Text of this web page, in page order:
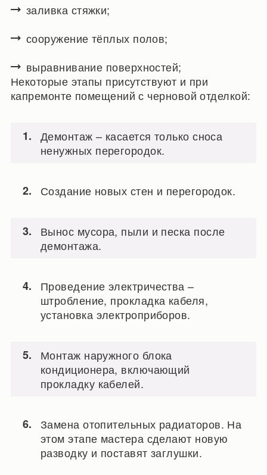
заливка стяжки;
сооружение тёплых полов;
выравнивание поверхностей;
Некоторые этапы присутствуют и при
капремонте помещений с черновой отделкой:
Демонтаж – касается только сноса
ненужных перегородок.
Создание новых стен и перегородок.
Вынос мусора, пыли и песка после
демонтажа.
Проведение электричества –
штробление, прокладка кабеля,
установка электроприборов.
Монтаж наружного блока
кондиционера, включающий
прокладку кабелей.
Замена отопительных радиаторов. На
этом этапе мастера сделают новую
разводку и поставят заглушки.